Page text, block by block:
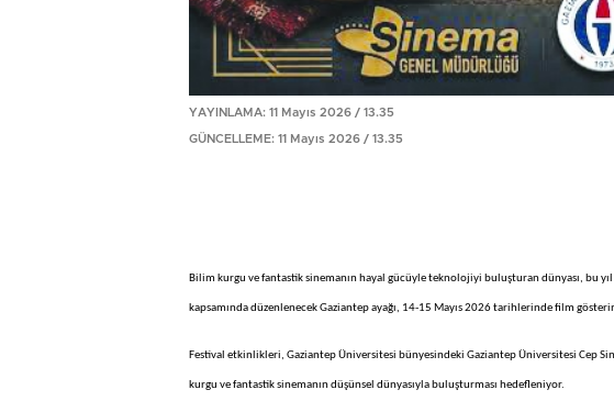
YAYINLAMA: 11 Mayıs 2026 / 13.35
GÜNCELLEME: 11 Mayıs 2026 / 13.35
Bilim kurgu ve fantastik sinemanın hayal gücüyle teknolojiyi buluşturan dünyası, bu
kapsamında düzenlenecek Gaziantep ayağı, 14-15 Mayıs 2026 tarihlerinde film
Festival etkinlikleri, Gaziantep Üniversitesi bünyesindeki Gaziantep Üniversitesi Cep
kurgu ve fantastik sinemanın düşünsel dünyasıyla buluşturması hedefleniyor.